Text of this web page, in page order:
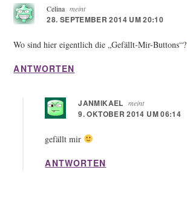
Celina meint
28. SEPTEMBER 2014 UM 20:10
Wo sind hier eigentlich die „Gefällt-Mir-Buttons“?
ANTWORTEN
JANMIKAEL meint
9. OKTOBER 2014 UM 06:14
gefällt mir
ANTWORTEN